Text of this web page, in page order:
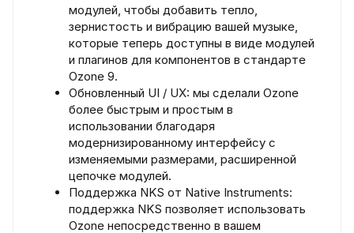
модулей, чтобы добавить тепло,
зернистость и вибрацию вашей музыке,
которые теперь доступны в виде модулей
и плагинов для компонентов в стандарте
Ozone 9.
Обновленный UI / UX: мы сделали Ozone
более быстрым и простым в
использовании благодаря
модернизированному интерфейсу с
изменяемыми размерами, расширенной
цепочке модулей.
Поддержка NKS от Native Instruments:
поддержка NKS позволяет использовать
Ozone непосредственно в вашем